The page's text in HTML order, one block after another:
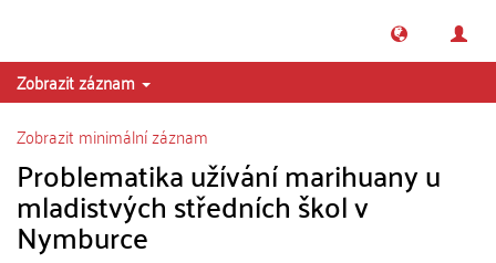
Zobrazit záznam
Zobrazit minimální záznam
Problematika užívání marihuany u
mladistvých středních škol v
Nymburce